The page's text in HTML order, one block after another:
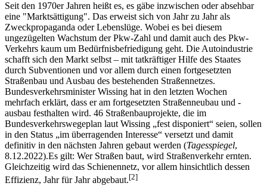
Seit den 1970er Jahren heißt es, es gäbe inzwischen oder absehbar
eine "Marktsättigung". Das erweist sich von Jahr zu Jahr als
Zweckpropaganda oder Lebenslüge. Wobei es bei diesem
ungezügelten Wachstum der Pkw-Zahl und damit auch des Pkw-
Verkehrs kaum um Bedürfnisbefriedigung geht. Die Autoindustrie
schafft sich den Markt selbst – mit tatkräftiger Hilfe des Staates
durch Subventionen und vor allem durch einen fortgesetzten
Straßenbau und Ausbau des bestehenden Straßennetzes.
Bundesverkehrsminister Wissing hat in den letzten Wochen
mehrfach erklärt, dass er am fortgesetzten Straßenneubau und -
ausbau festhalten wird. 46 Straßenbauprojekte, die im
Bundesverkehrswegeplan laut Wissing „fest disponiert“ seien, sollen
in den Status „im überragenden Interesse“ versetzt und damit
definitiv in den nächsten Jahren gebaut werden (Tagesspiegel,
8.12.2022).Es gilt: Wer Straßen baut, wird Straßenverkehr ernten.
Gleichzeitig wird das Schienennetz, vor allem hinsichtlich dessen
Effizienz, Jahr für Jahr abgebaut.[2]